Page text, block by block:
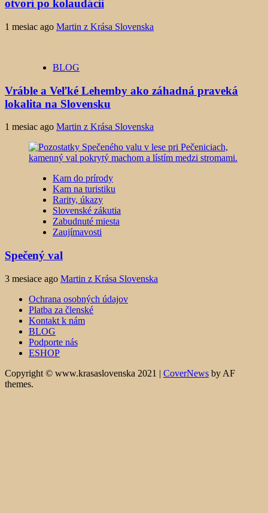
otvorí po kolaudácii
1 mesiac ago Martin z Krása Slovenska
BLOG
Vráble a Veľké Lehemby ako záhadná praveká
lokalita na Slovensku
1 mesiac ago Martin z Krása Slovenska
Kam do prírody
Kam na turistiku
Rarity, úkazy
Slovenské zákutia
Zabudnuté miesta
Zaujímavosti
Spečený val
3 mesiace ago Martin z Krása Slovenska
Ochrana osobných údajov
Platba za členské
Kontakt k nám
BLOG
Podporte nás
ESHOP
Copyright © www.krasaslovenska 2021 | CoverNews by AF
themes.